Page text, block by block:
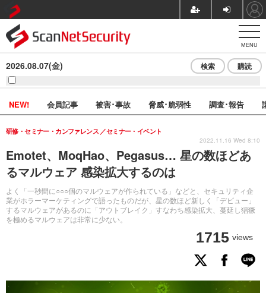
MENU
2026.08.07(金) 検索 購読
NEW! 会員記事 被害･事故 脅威･脆弱性 調査･報告
Emotet、MoqHao、Pegasus… 星の数ほどあ
るマルウェア 感染拡大するのは
よく「一秒間に○○○個のマルウェアが作られている」などと、セキュリティ企
業がホラーマーケティングで語ったものだが、星の数ほど新しく「デビュー」
するマルウェアがあるのに「アウトブレイク」すなわち感染拡大、蔓延し猖獗
を極めるマルウェアは非常に少ない。
研修・セミナー・カンファレンス セミナー・イベント
1715 views
2022.11.16 Wed 8:10